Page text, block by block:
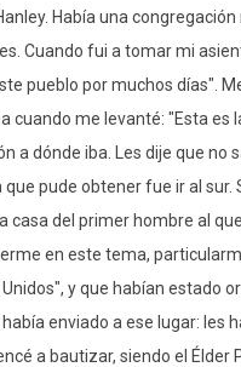
Había una
Cuando fui a tomar mi
pueblo por muchos días".
cuando me levanté: "Esta es
dónde iba. Les dije que no
pude obtener fue ir al sur.
del primer hombre al
en este tema,
y que habían estado
enviado a ese lugar: les
a bautizar, siendo el Élder